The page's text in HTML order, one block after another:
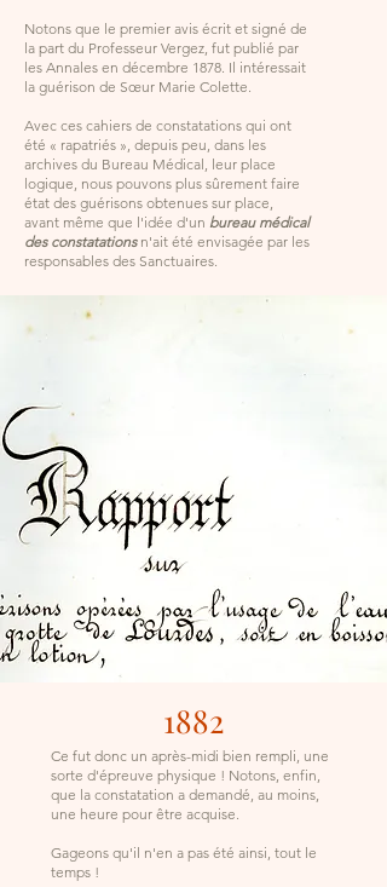
Notons que le premier avis écrit et signé de
la part du Professeur Vergez, fut publié par
les Annales en décembre 1878. Il intéressait
la guérison de Sœur Marie Colette.
Avec ces cahiers de constatations qui ont
été « rapatriés », depuis peu, dans les
archives du Bureau Médical, leur place
logique, nous pouvons plus sûrement faire
état des guérisons obtenues sur place,
avant même que l'idée d'un bureau médical
des constatationsn'ait été envisagée par les
responsables des Sanctuaires.
1882
Ce fut donc un après-midi bien rempli, une
sorte d'épreuve physique ! Notons, enfin,
que la constatation a demandé, au moins,
une heure pour être acquise.
Gageons qu'il n'en a pas été ainsi, tout le
temps !